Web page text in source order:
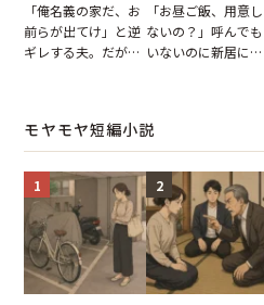
「俺名義の家だ、お
前らが出てけ」と逆
ギレする夫。だが、
「お昼ご飯、用意し
ないの？」呼んでも
いないのに新居にあ
モヤモヤ短編小説
1 2